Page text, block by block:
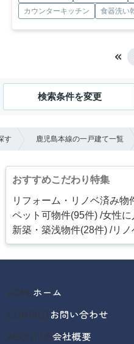
カウンターキッチン
食器洗い
検索条件を変更
す 鹿児島本線の一戸建て一覧
おすすめこだわり特集
リフォーム・リノベ済み物
ペット可物件(95件) 女性に
新築・築浅物件(28件) リノ
HOMEホーム
CONTACTお問い合わせ
ABOUT US会社概要